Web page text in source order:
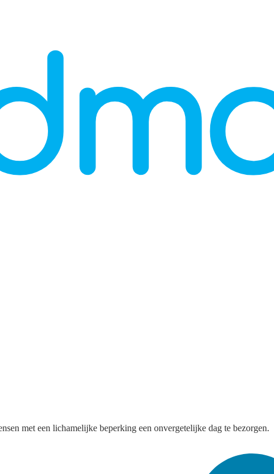
met een lichamelijke beperking een onvergetelijke dag te bezorgen.